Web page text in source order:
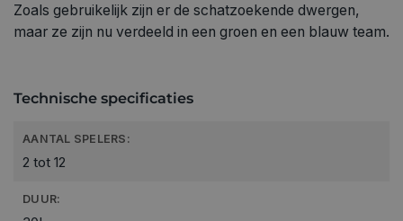
Zoals gebruikelijk zijn er de schatzoekende dwergen,
maar ze zijn nu verdeeld in een groen en een blauw team.
Technische specificaties
AANTAL SPELERS:
2 tot 12
DUUR: